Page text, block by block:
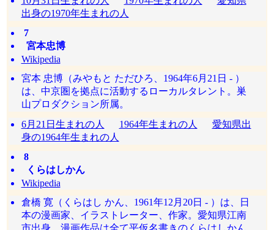
出身の1970年生まれの人
7
宮本忠博
Wikipedia
宮本 忠博（みやもと ただひろ、1964年6月21日 - ）
は、中京圏を拠点に活動するローカルタレント。巣
山プロダクション所属。
6月21日生まれの人
1964年生まれの人
愛知県出
身の1964年生まれの人
8
くらはしかん
Wikipedia
倉橋 寛（くらはし かん、1961年12月20日 - ）は、日
本の漫画家、イラストレーター、作家。愛知県江南
市出身。漫画作品は全て平仮名書きのくらはしかん